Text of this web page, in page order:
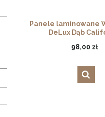
Panele laminowane
DeLux Dąb
98,00 zł